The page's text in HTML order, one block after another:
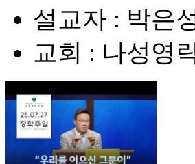
설교자 : 박은
교회 : 나성영